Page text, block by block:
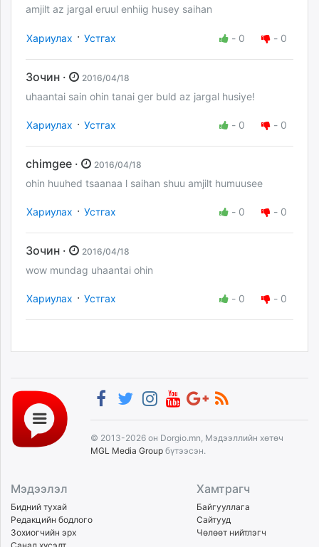
amjilt az jargal eruul enhiig husey saihan
Хариулах · Устгах - 0 - 0
Зочин · 2016/04/18
uhaantai sain ohin tanai ger buld az jargal husiye!
Хариулах · Устгах - 0 - 0
chimgee · 2016/04/18
ohin huuhed tsaanaa l saihan shuu amjilt humuusee
Хариулах · Устгах - 0 - 0
Зочин · 2016/04/18
wow mundag uhaantai ohin
Хариулах · Устгах - 0 - 0
© 2013-2026 он Dorgio.mn, Мэдээллийн хөтөч
MGL Media Group бүтээсэн.
Мэдээлэл
Бидний тухай
Редакцийн бодлого
Зохиогчийн эрх
Хамтрагч
Байгууллага
Сайтууд
Чөлөөт нийтлэгч